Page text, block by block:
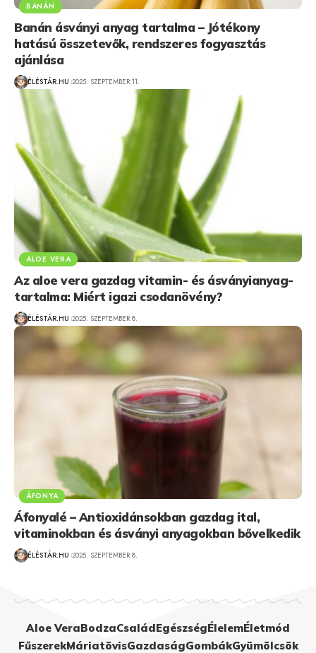
BANÁN
Banán ásványi anyag tartalma – Jótékony
hatású összetevők, rendszeres fogyasztás
ajánlása
ÉLÉSTÁR.HU 2025. SZEPTEMBER 11.
ALOE VERA
Az aloe vera gazdag vitamin- és ásványianyag-
tartalma: Miért igazi csodanövény?
ÉLÉSTÁR.HU 2025. SZEPTEMBER 8.
ÁFONYA
Áfonyalé – Antioxidánsokban gazdag ital,
vitaminokban és ásványi anyagokban bővelkedik
ÉLÉSTÁR.HU 2025. SZEPTEMBER 8.
Aloe VeraBodzaCsaládEgészségÉlelemÉletmód
FűszerekMáriatövisGazdaságGombákGyümölcsök